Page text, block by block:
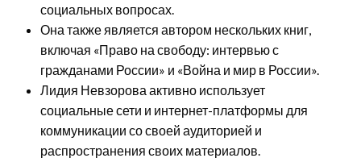
социальных вопросах.
Она также является автором нескольких книг,
включая «Право на свободу: интервью с
гражданами России» и «Война и мир в России».
Лидия Невзорова активно использует
социальные сети и интернет-платформы для
коммуникации со своей аудиторией и
распространения своих материалов.